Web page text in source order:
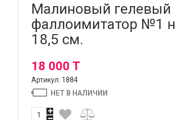
Малиновый гелевый
фаллоимитатор №1
18,5 см.
18 000 T
Артикул: 1884
НЕТ В НАЛИЧИИ